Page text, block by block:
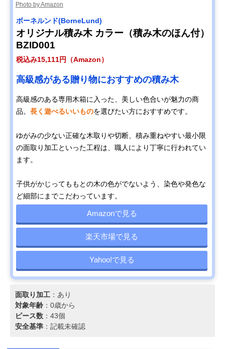
Photo by Amazon
ボーネルンド(BorneLund)
オリジナル積み木 カラー（積み木のほん付）
BZID001
税込み15,111円（Amazon）
高級感がある贈り物におすすめの積み木
高級感のある専用木箱に入った、美しい色合いが魅力の商
品。 長く遊べるいいものを選びたい方におすすめです。
ゆがみの少ない正確な木取りや切断、積み重ねやすい最小限
の面取り加工といった工程は、職人により丁寧に行われてい
ます。
子供がかじってももとの木の色がでないよう、染色や発色な
ど細部にまでこだわっています。
Amazonで見る
楽天市場で見る
Yahoo!で見る
面取り加工 ：あり
対象年齢 ：0歳から
ピース数 ：43個
安全基準 ：記載未確認